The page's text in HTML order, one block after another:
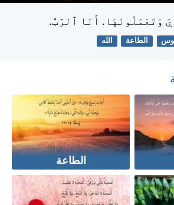
وَتَعْمَلُونَهَا. أَنَا ٱلرَّبُّ.
الطاعة الله
الطاعة